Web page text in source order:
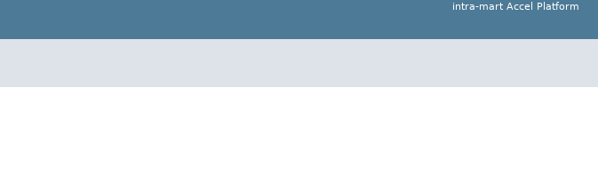
intra-mart Accel Platform